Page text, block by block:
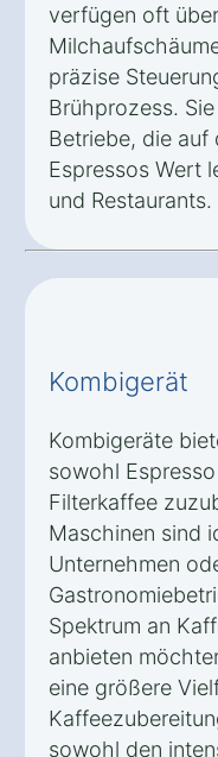
verfügen oft
präzise
Brühprozess.
Betriebe, die auf
Espressos Wert
und Restaurants.
Kombigerät
Kombigeräte
sowohl
Filterkaffee
Maschinen sind
Unternehmen
Spektrum an
anbieten
eine größere
sowohl den